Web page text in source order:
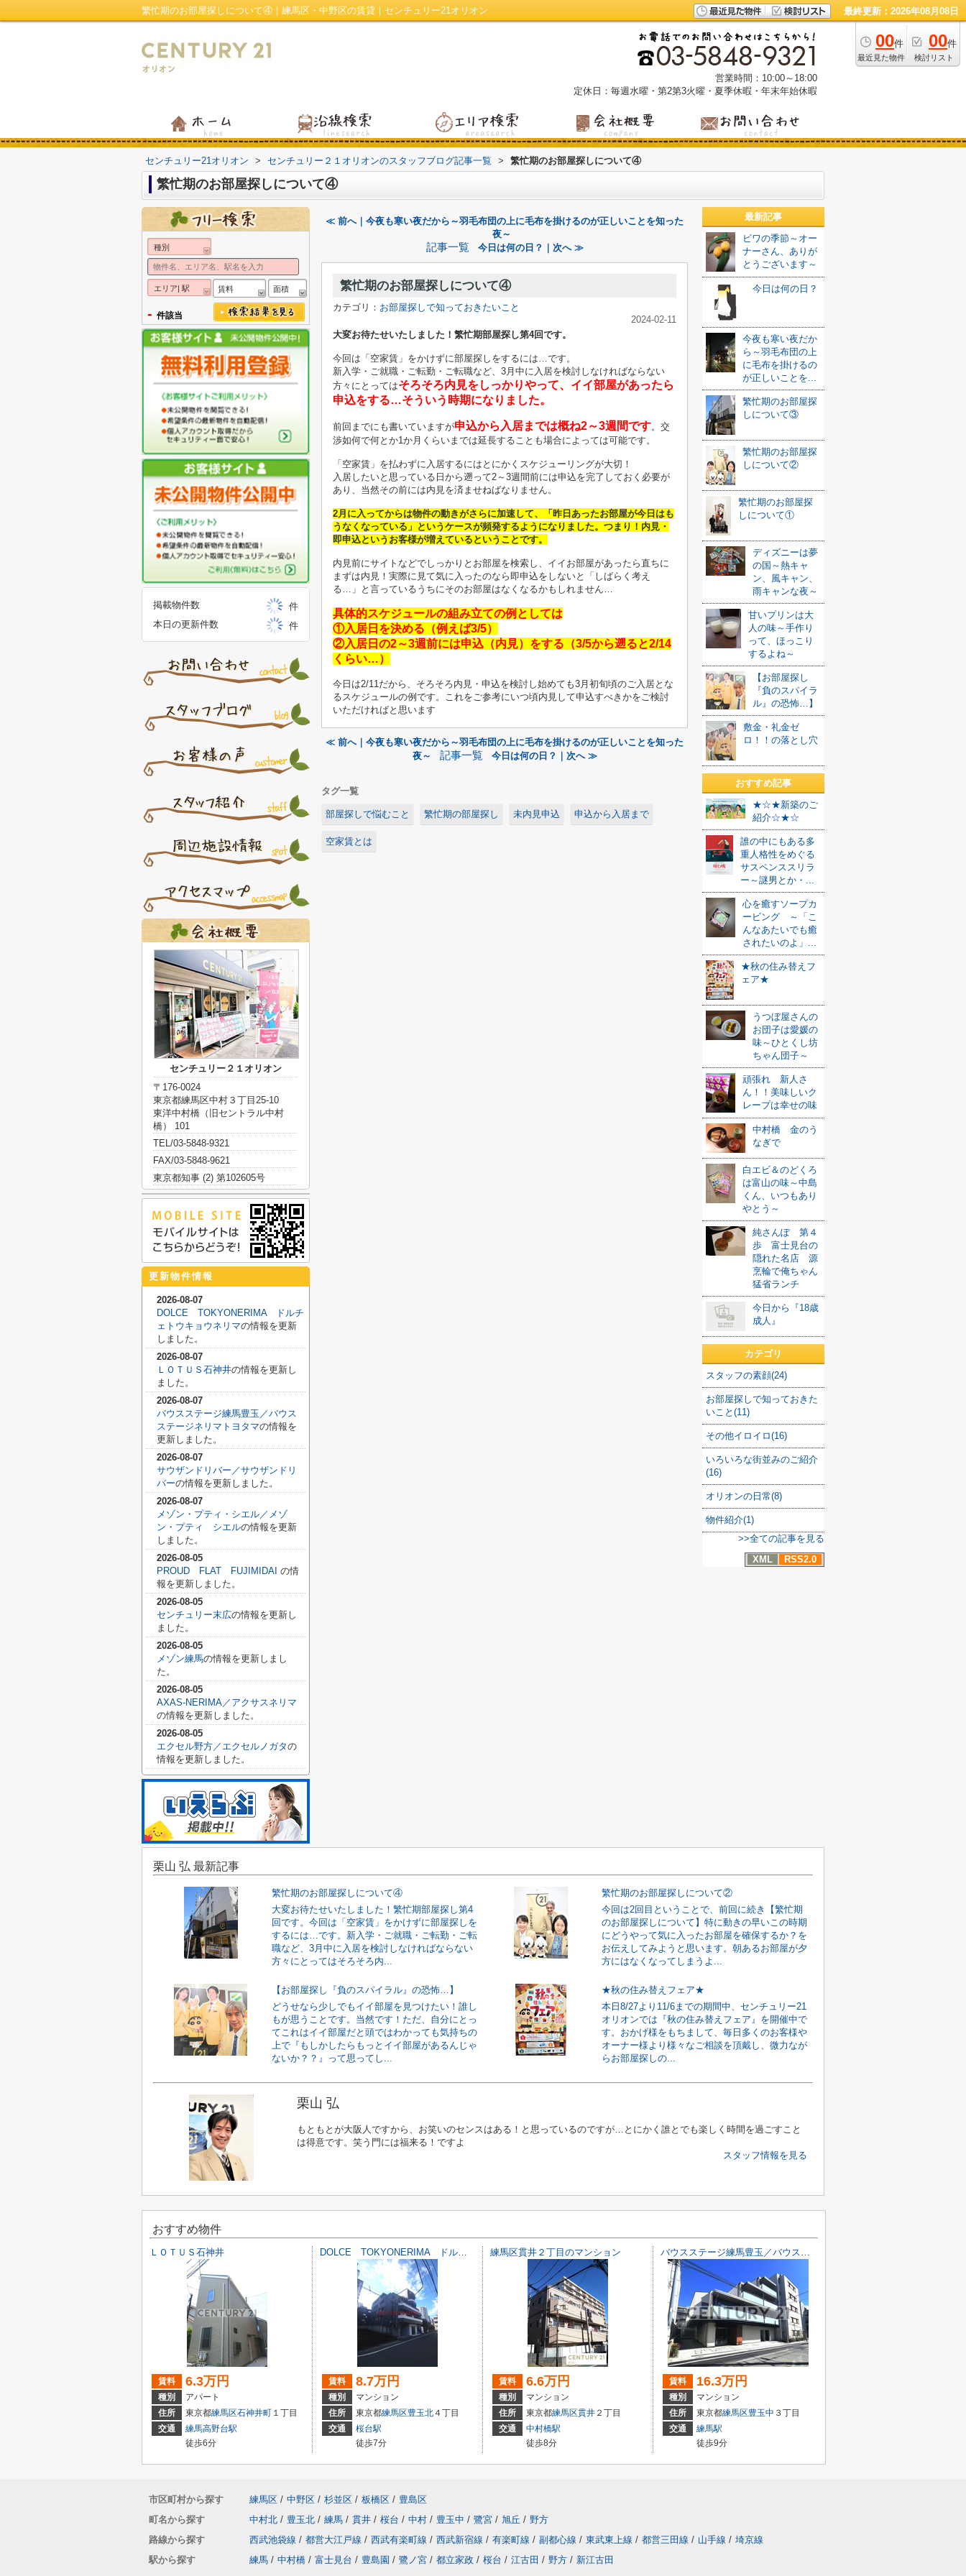
繁忙期のお部屋探しについて④｜練馬区・中野区の賃貸｜センチュリー21オリオン 最終更新：2026年08月08日
00件
最近見た物件
00件
検討リスト
営業時間：10:00～18:00
定休日：毎週水曜・第2第3火曜・夏季休暇・年末年始休暇
センチュリー21オリオン > センチュリー２１オリオンのスタッフブログ記事一覧 > 繁忙期のお部屋探しについて④
繁忙期のお部屋探しについて④
≪ 前へ｜今夜も寒い夜だから～羽毛布団の上に毛布を掛けるのが正しいことを知った
夜～
記事一覧 今日は何の日？｜次へ ≫
繁忙期のお部屋探しについて④
カテゴリ： お部屋探しで知っておきたいこと
2024-02-11
大変お待たせいたしました！繁忙期部屋探し第4回です。
今回は「空家賃」をかけずに部屋探しをするには…です。
新入学・ご就職・ご転勤・ご転職など、3月中に入居を検討しなければならない
方々にとってはそろそろ内見をしっかりやって、イイ部屋があったら
申込をする…そういう時期になりました。
前回までにも書いていますが申込から入居までは概ね2～3週間です。交
渉如何で何とか1か月くらいまでは延長することも場合によっては可能です。
「空家賃」を払わずに入居するにはとにかくスケジューリングが大切！
入居したいと思っている日から遡って2～3週間前には申込を完了しておく必要が
あり、当然その前には内見を済ませねばなりません。
2月に入ってからは物件の動きがさらに加速して、「昨日あったお部屋が今日はも
うなくなっている」というケースが頻発するようになりました。つまり！内見・
即申込というお客様が増えているということです。
内見前にサイトなどでしっかりとお部屋を検索し、イイお部屋があったら直ちに
まずは内見！実際に見て気に入ったのなら即申込をしないと「しばらく考え
る…」と言っているうちにそのお部屋はなくなるかもしれません…
具体的スケジュールの組み立ての例としては
①入居日を決める（例えば3/5）
②入居日の2～3週前には申込（内見）をする（3/5から遡ると2/14
くらい…）
今日は2/11だから、そろそろ内見・申込を検討し始めても3月初旬頃のご入居とな
るスケジュールの例です。これをご参考にいつ頃内見して申込すべきかをご検討
いただければと思います
≪ 前へ｜今夜も寒い夜だから～羽毛布団の上に毛布を掛けるのが正しいことを知った
夜～
記事一覧 今日は何の日？｜次へ ≫
タグ一覧
部屋探しで悩むこと 繁忙期の部屋探し 未内見申込 申込から入居まで
空家賃とは
最新記事
ビワの季節～オー
ナーさん、ありが
とうございます～
今日は何の日？
今夜も寒い夜だか
ら～羽毛布団の上
に毛布を掛けるの
が正しいことを...
繁忙期のお部屋探
しについて③
繁忙期のお部屋探
しについて②
繁忙期のお部屋探
しについて①
ディズニーは夢
の国～熱キャ
ン、風キャン、
雨キャンな夜～
甘いプリンは大
人の味～手作り
って、ほっこり
するよね～
【お部屋探し
『負のスパイラ
ル』の恐怖…】
敷金・礼金ゼ
ロ！！の落とし穴
おすすめ記事
★☆★新築のご
紹介☆★☆
誰の中にもある多
重人格性をめぐる
サスペンススリラ
ー～謎男とか・...
心を癒すソープカ
ービング ～「こ
んなあたいでも癒
されたいのよ」...
★秋の住み替えフ
ェア★
うつぼ屋さんの
お団子は愛媛の
味～ひとくし坊
ちゃん団子～
頑張れ 新人さ
ん！！美味しいク
レープは幸せの味
中村橋 金のう
なぎで
白エビ＆のどくろ
は富山の味～中島
くん、いつもあり
やとう～
純さんぽ 第４
歩 富士見台の
隠れた名店 源
烹輪で俺ちゃん
猛省ランチ
今日から『18歳
成人』
カテゴリ
スタッフの素顔(24)
お部屋探しで知っておきた
いこと(11)
その他イロイロ(16)
いろいろな街並みのご紹介
(16)
オリオンの日常(8)
物件紹介(1)
>>全ての記事を見る
XML
RSS2.0
種別
エリア| 駅 賃料 面積
- 件該当
掲載物件数
件
本日の更新件数
件
センチュリー２１オリオン
〒176-0024
東京都練馬区中村３丁目25-10
東洋中村橋（旧セントラル中村
橋） 101
TEL/03-5848-9321
FAX/03-5848-9621
東京都知事 (2) 第102605号
更新物件情報
2026-08-07
DOLCE TOKYONERIMA ドルチ
ェトウキョウネリマの情報を更新
しました。
2026-08-07
ＬＯＴＵＳ石神井の情報を更新し
ました。
2026-08-07
バウスステージ練馬豊玉／バウス
ステージネリマトヨタマの情報を
更新しました。
2026-08-07
サウザンドリバー／サウザンドリ
バーの情報を更新しました。
2026-08-07
メゾン・プティ・シエル／メゾ
ン・プティ シエルの情報を更新
しました。
2026-08-05
PROUD FLAT FUJIMIDAI の情
報を更新しました。
2026-08-05
センチュリー末広の情報を更新し
ました。
2026-08-05
メゾン練馬の情報を更新しまし
た。
2026-08-05
AXAS-NERIMA／アクサスネリマ
の情報を更新しました。
2026-08-05
エクセル野方／エクセルノガタの
情報を更新しました。
栗山 弘 最新記事
繁忙期のお部屋探しについて④
大変お待たせいたしました！繁忙期部屋探し第4
回です。今回は「空家賃」をかけずに部屋探しを
するには…です。新入学・ご就職・ご転勤・ご転
職など、3月中に入居を検討しなければならない
方々にとってはそろそろ内...
繁忙期のお部屋探しについて②
今回は2回目ということで、前回に続き【繁忙期
のお部屋探しについて】特に動きの早いこの時期
にどうやって気に入ったお部屋を確保するか？を
お伝えしてみようと思います。朝あるお部屋が夕
方にはなくなってしまうよ...
【お部屋探し『負のスパイラル』の恐怖…】
どうせなら少しでもイイ部屋を見つけたい！誰し
もが思うことです。当然です！ただ、自分にとっ
てこれはイイ部屋だと頭ではわかっても気持ちの
上で『もしかしたらもっとイイ部屋があるんじゃ
ないか？？』って思ってし...
★秋の住み替えフェア★
本日8/27より11/6までの期間中、センチュリー21
オリオンでは『秋の住み替えフェア』を開催中で
す。おかげ様をもちまして、毎日多くのお客様や
オーナー様より様々なご相談を頂戴し、微力なが
らお部屋探しの...
栗山 弘
もともとが大阪人ですから、お笑いのセンスはある！と思っているのですが…とにかく誰とでも楽しく時間を過ごすこと
は得意です。笑う門には福来る！ですよ
スタッフ情報を見る
おすすめ物件
ＬＯＴＵＳ石神井
賃料 6.3万円
種別
アパート
住所
東京都練馬区石神井町 １丁目
交通
練馬高野台駅
徒歩6分
賃料 8.7万円
種別
マンション
住所
東京都練馬区豊玉北４丁目
交通
桜台駅
徒歩7分
練馬区貫井２丁目のマンション
賃料 6.6万円
種別
マンション
住所
東京都練馬区貫井 ２丁目
交通
中村橋駅
徒歩8分
賃料 16.3万円
種別
マンション
住所
東京都練馬区豊玉中 ３丁目
交通
練馬駅
徒歩9分
市区町村から探す 練馬区 / 中野区 / 杉並区 / 板橋区 / 豊島区
町名から探す
中村北 / 豊玉北 / 練馬 / 貫井 / 桜台 / 中村 / 豊玉中 / 鷺宮 / 旭丘 / 野方
路線から探す
西武池袋線 / 都営大江戸線 / 西武有楽町線 / 西武新宿線 / 有楽町線 / 副都心線 / 東武東上線 / 都営三田線 / 山手線 / 埼京線
駅から探す
練馬 / 中村橋 / 富士見台 / 豊島園 / 鷺ノ宮 / 都立家政 / 桜台 / 江古田 / 野方 / 新江古田